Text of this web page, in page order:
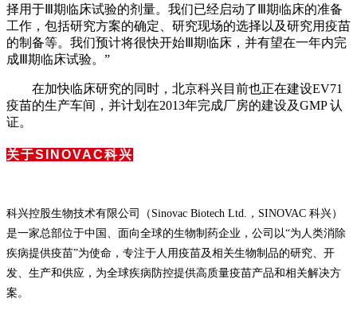
择用于Ⅲ期临床试验的剂量。我们已经启动了Ⅲ期临床的准备
工作，包括研究方案的确定、研究现场的选择以及研究用疫苗
的制备等。我们预计将很快开始Ⅲ期临床，并有望在一年内完
成Ⅲ期临床试验。”
在加快临床研究的同时，北京科兴目前也正在建设EV71
疫苗的生产车间，并计划在2013年完成厂房的建设及GMP 认
证。
关于SINOVAC科兴
科兴控股生物技术有限公司（Sinovac Biotech Ltd.，SINOVAC 科兴）
是一家总部位于中国、面向全球的生物制药企业，公司以“为人类消除
疾病提供疫苗”为使命，专注于人用疫苗及相关生物制品的研究、开
发、生产和供应，为全球疾病防控提供高质量疫苗产品和相关解决方
案。